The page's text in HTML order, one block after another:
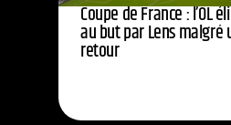
Coupe de France : l’OL
au but par Lens malgré
retour